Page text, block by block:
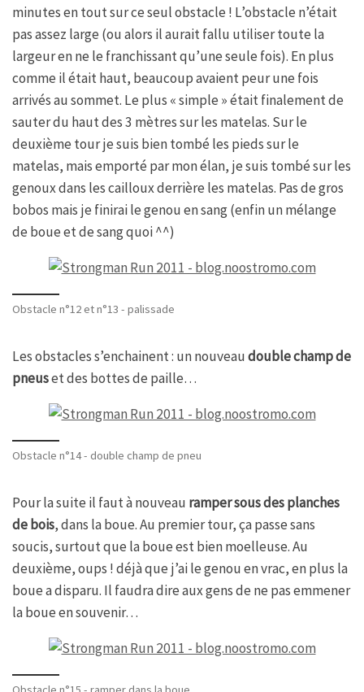
minutes en tout sur ce seul obstacle ! L’obstacle n’était
pas assez large (ou alors il aurait fallu utiliser toute la
largeur en ne le franchissant qu’une seule fois). En plus
comme il était haut, beaucoup avaient peur une fois
arrivés au sommet. Le plus « simple » était finalement de
sauter du haut des 3 mètres sur les matelas. Sur le
deuxième tour je suis bien tombé les pieds sur le
matelas, mais emporté par mon élan, je suis tombé sur les
genoux dans les cailloux derrière les matelas. Pas de gros
bobos mais je finirai le genou en sang (enfin un mélange
de boue et de sang quoi ^^)
Obstacle n°12 et n°13 - palissade
Les obstacles s’enchainent : un nouveaudouble champ de
pneuset des bottes de paille…
Obstacle n°14 - double champ de pneu
Pour la suite il faut à nouveau ramper sous des planches
de bois, dans la boue. Au premier tour, ça passe sans
soucis, surtout que la boue est bien moelleuse. Au
deuxième, oups ! déjà que j’ai le genou en vrac, en plus la
boue a disparu. Il faudra dire aux gens de ne pas emmener
la boue en souvenir…